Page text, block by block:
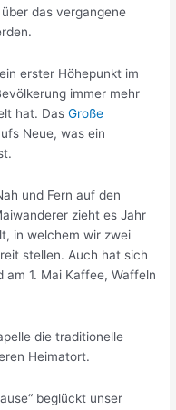
das vergangene
erster Höhepunkt im
immer mehr
hat. DasGroße
Neue, was ein
und Fern auf den
zieht es Jahr
in welchem wir zwei
stellen. Auch hat sich
am 1. Mai Kaffee, Waffeln
die traditionelle
Heimatort.
beglückt unser